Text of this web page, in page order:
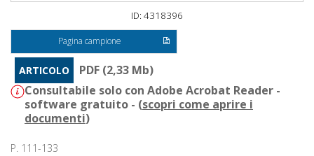
ID: 4318396
Pagina campione
ARTICOLO
PDF (2,33 Mb)
Consultabile solo con Adobe Acrobat Reader -
software gratuito - (scopri come aprire i
documenti)
P. 111-133